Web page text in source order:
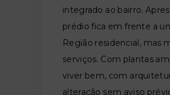
integrado ao bairro.
prédio fica em frente a
Região residencial, mas
serviços. Com plantas
viver bem, com
alteração sem aviso